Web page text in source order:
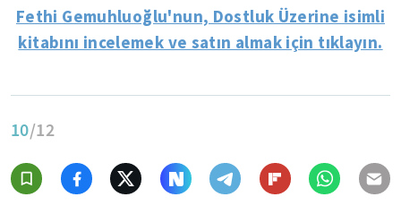
Fethi Gemuhluoğlu'nun, Dostluk Üzerine isimli
kitabını incelemek ve satın almak için tıklayın.
10/12